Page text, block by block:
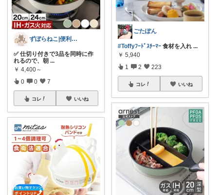
ずぼらねこ|便利＆可愛いアイテムを紹介
✅ 仕切り付きで3品を同時に作
れるので、朝 ...
￥ 4,400～
0 0 7
コレ いいね
ごたぽん
#Toffyﾌｰﾄﾞｽﾁｰﾏｰ 食材を入れ ...
￥ 5,940
1 2 223
コレ いいね